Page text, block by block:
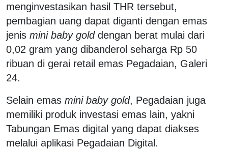
menginvestasikan hasil THR tersebut,
pembagian uang dapat diganti dengan emas
jenis mini baby golddengan berat mulai dari
0,02 gram yang dibanderol seharga Rp 50
ribuan di gerai retail emas Pegadaian, Galeri
24.
Selain emas mini baby gold, Pegadaian juga
memiliki produk investasi emas lain, yakni
Tabungan Emas digital yang dapat diakses
melalui aplikasi Pegadaian Digital.